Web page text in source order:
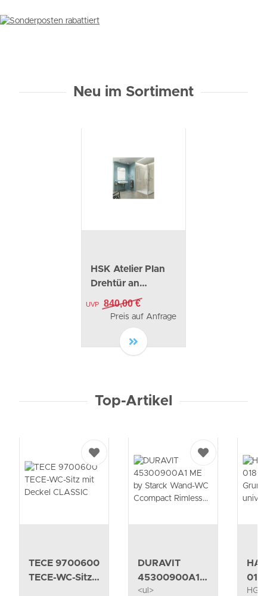
Neu im Sortiment
HSK Atelier Plan
Drehtür an
Nebenteil in
Nische
UVP 840,00 €
Preis auf Anfrage
lang key='details'}
Top-Artikel
TECE 9700600
TECE-WC-Sitz
DURAVIT
45300900A1
ME by Starck
<ul> HG